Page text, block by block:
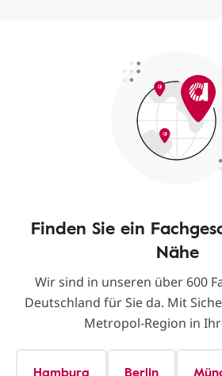
Finden Sie ein
Nähe
Wir sind in unseren über 600
Deutschland für Sie da. Mit
Metropol-Region in
Hamburg Berlin